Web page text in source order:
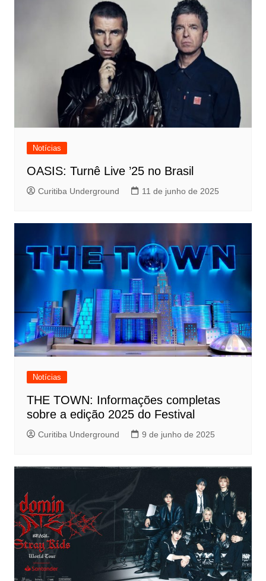
Notícias
OASIS: Turnê Live ’25 no Brasil
Curitiba Underground 11 de junho de 2025
Notícias
THE TOWN: Informações completas
sobre a edição 2025 do Festival
Curitiba Underground 9 de junho de 2025